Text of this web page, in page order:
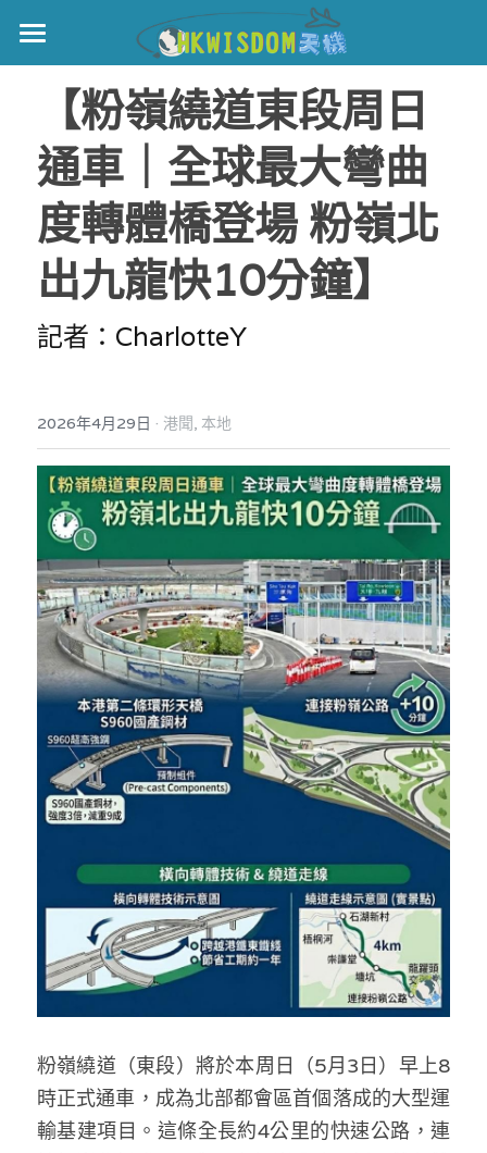
主頁
世界盃
伊美戰爭
黎智英案
正本清源•黎智英案
美西媒體謊言實錄
宏福火災
宏福‧革新
宏福火災正視聽
記錄．宏福苑火災
港聞
國際
娛樂
反華推手你要知
反華推手懶人包
民主派騙案十式
反華推手起底
美西霸凌內幕
美西極權主義
極端暴恐實錄
KOL 專欄
林淑芳專欄
屈穎妍專欄
朱庭萱專欄
莫綺琪專欄
招國偉專欄
高松傑專欄
林伯強專欄
趙處機專欄
KOL 精選
絕密法庭檔案
醫院口岸爆炸案
屠龍小隊案
黎智英案審訊
35+顛覆案
生活
吃喝玩指南
休閒好介紹
花生仔漫畫週記
關於我們
人才招聘
商戶合作
支持讚助
條款及細則
搜索
繁體中文
English
【粉嶺繞道東段周日
通車｜全球最大彎曲
度轉體橋登場 粉嶺北
出九龍快10分鐘】
記者：CharlotteY
2026年4月29日 · 港聞, 本地
粉嶺繞道（東段）將於本周日（5月3日）早上8
時正式通車，成為北部都會區首個落成的大型運
輸基建項目。這條全長約4公里的快速公路，連